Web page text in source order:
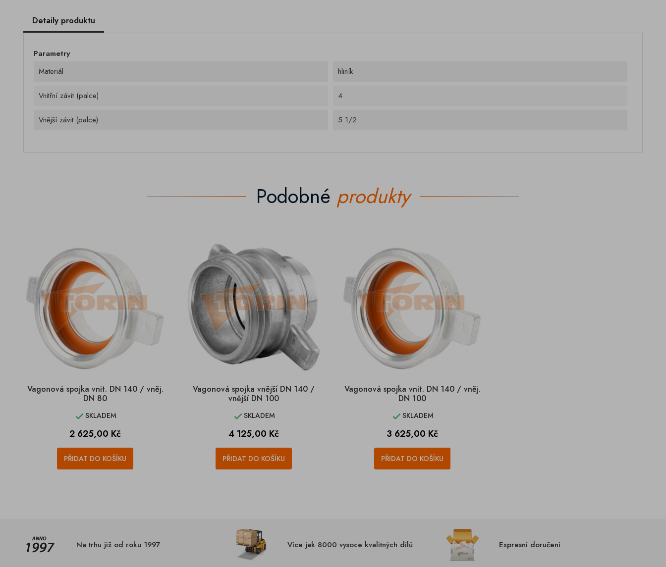
Detaily produktu
Parametry
Materiál
hliník
Vnitřní závit (palce) 4
Vnější závit (palce) 5 1/2
Podobné produkty
Vagonová spojka vnit. DN 140 / vněj.
DN 80
SKLADEM
Cena
2 625,00 Kč
PŘIDAT DO KOŠÍKU
Vagonová spojka vnější DN 140 /
vnější DN 100
SKLADEM
Cena
4 125,00 Kč
PŘIDAT DO KOŠÍKU
Vagonová spojka vnit. DN 140 / vněj.
DN 100
SKLADEM
Cena
3 625,00 Kč
PŘIDAT DO KOŠÍKU
Na trhu již od roku 1997 Více jak 8000 vysoce kvalitných dílů Expresní doručení